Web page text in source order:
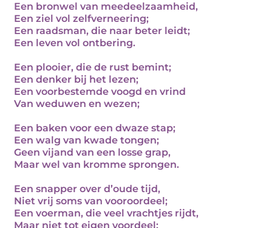
Een bronwel van meedeelzaamheid,
Een ziel vol zelfverneering;
Een raadsman, die naar beter leidt;
Een leven vol ontbering.
Een plooier, die de rust bemint;
Een denker bij het lezen;
Een voorbestemde voogd en vrind
Van weduwen en wezen;
Een baken voor een dwaze stap;
Een walg van kwade tongen;
Geen vijand van een losse grap,
Maar wel van kromme sprongen.
Een snapper over d’oude tijd,
Niet vrij soms van vooroordeel;
Een voerman, die veel vrachtjes rijdt,
Maar niet tot eigen voordeel;